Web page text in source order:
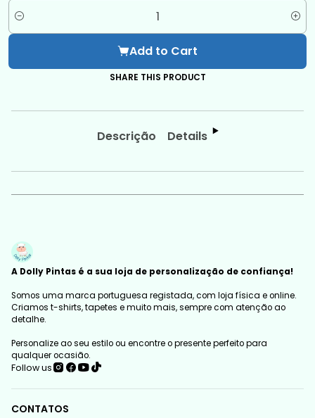
Quantity
Add to Cart
SHARE THIS PRODUCT
Descrição Details
A Dolly Pintas é a sua loja de personalização de confiança!
Somos uma marca portuguesa registada, com loja física e online.
Criamos t-shirts, tapetes e muito mais, sempre com atenção ao
detalhe.
Personalize ao seu estilo ou encontre o presente perfeito para
qualquer ocasião.
Follow us
CONTATOS